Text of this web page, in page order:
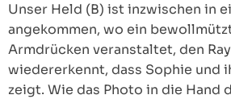
Unser Held (B) ist inzwischen in
angekommen, wo ein
Armdrücken veranstaltet, den
wiedererkennt, dass Sophie und
zeigt. Wie das Photo in die Hand